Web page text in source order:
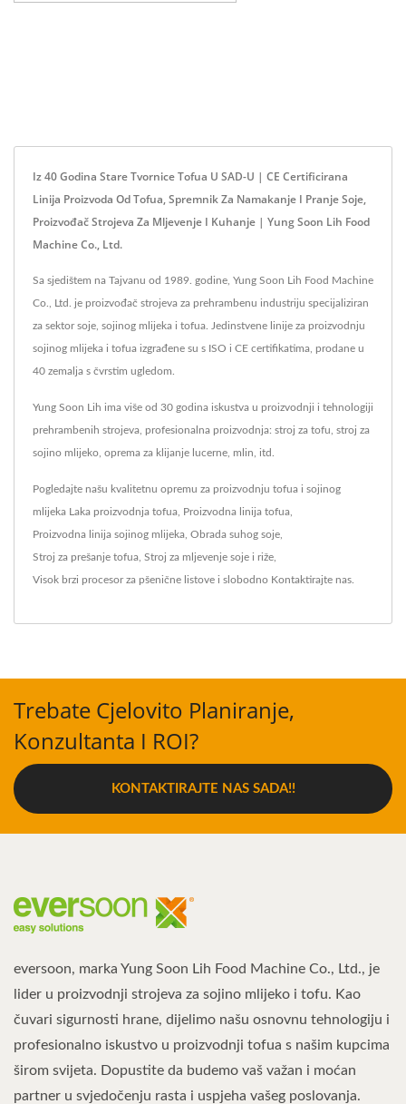
Iz 40 Godina Stare Tvornice Tofua U SAD-U | CE Certificirana
Linija Proizvoda Od Tofua, Spremnik Za Namakanje I Pranje Soje,
Proizvođač Strojeva Za Mljevenje I Kuhanje | Yung Soon Lih Food
Machine Co., Ltd.
Sa sjedištem na Tajvanu od 1989. godine, Yung Soon Lih Food Machine
Co., Ltd. je proizvođač strojeva za prehrambenu industriju specijaliziran
za sektor soje, sojinog mlijeka i tofua. Jedinstvene linije za proizvodnju
sojinog mlijeka i tofua izgrađene su s ISO i CE certifikatima, prodane u
40 zemalja s čvrstim ugledom.
Yung Soon Lih ima više od 30 godina iskustva u proizvodnji i tehnologiji
prehrambenih strojeva, profesionalna proizvodnja: stroj za tofu, stroj za
sojino mlijeko, oprema za klijanje lucerne, mlin, itd.
Pogledajte našu kvalitetnu opremu za proizvodnju tofua i sojinog
mlijeka Laka proizvodnja tofua Proizvodna linija tofua
Proizvodna linija sojinog mlijeka Obrada suhog soje
Stroj za prešanje tofua Stroj za mljevenje soje i riže
Visok brzi procesor za pšenične listove i slobodno Kontaktirajte nas
Trebate Cjelovito Planiranje,
Konzultanta I ROI?
KONTAKTIRAJTE NAS SADA!!
eversoon, marka Yung Soon Lih Food Machine Co., Ltd., je
lider u proizvodnji strojeva za sojino mlijeko i tofu. Kao
čuvari sigurnosti hrane, dijelimo našu osnovnu tehnologiju i
profesionalno iskustvo u proizvodnji tofua s našim kupcima
širom svijeta. Dopustite da budemo vaš važan i moćan
partner u svjedočenju rasta i uspjeha vašeg poslovanja.